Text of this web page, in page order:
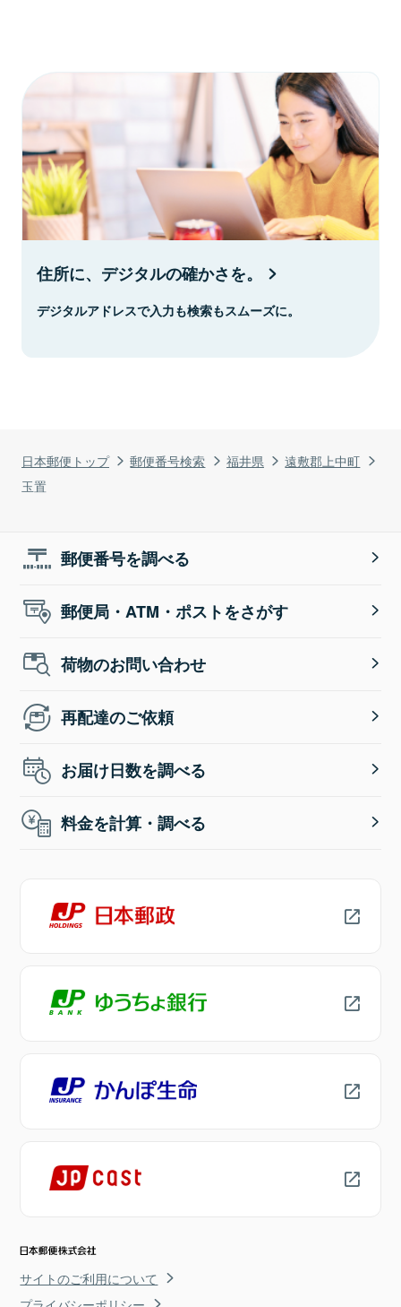
日本郵便トップ 郵便番号検索 福井県
遠敷郡上中町
玉置
住所に、デジタルの確かさを。
デジタルアドレスで入力も検索もスムーズに。
郵便番号を調べる
郵便局・ATM・ポストをさがす
荷物のお問い合わせ
再配達のご依頼
お届け日数を調べる
料金を計算・調べる
サイトのご利用について